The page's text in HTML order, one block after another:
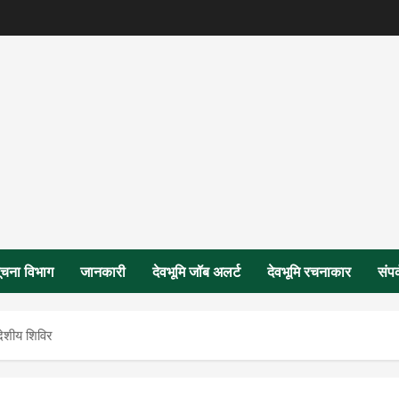
विभाग जानकारी देवभूमि जॉब अलर्ट देवभूमि रचनाकार
शिविर